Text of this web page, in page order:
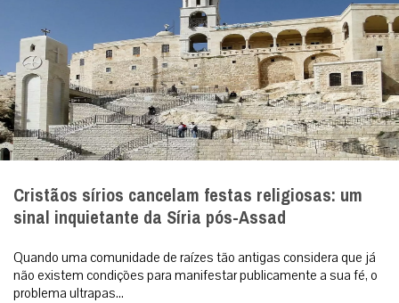
Cristãos sírios cancelam festas religiosas: um
sinal inquietante da Síria pós-Assad
Quando uma comunidade de raízes tão antigas considera que já
não existem condições para manifestar publicamente a sua fé, o
problema ultrapas...